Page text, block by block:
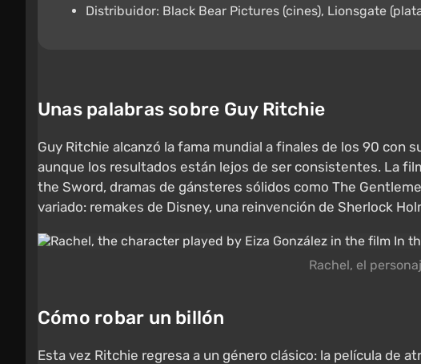
Distribuidor: Black Bear Pictures (cines), Lionsgate
Unas palabras sobre Guy Ritchie
Guy Ritchie alcanzó la fama mundial a finales de los 90 con
aunque los resultados están lejos de ser consistentes. La
the Sword, dramas de gánsteres sólidos como The
variado: remakes de Disney, una reinvención de Sherlock
Rachel, el
Cómo robar un billón
Esta vez Ritchie regresa a un género clásico: la película de